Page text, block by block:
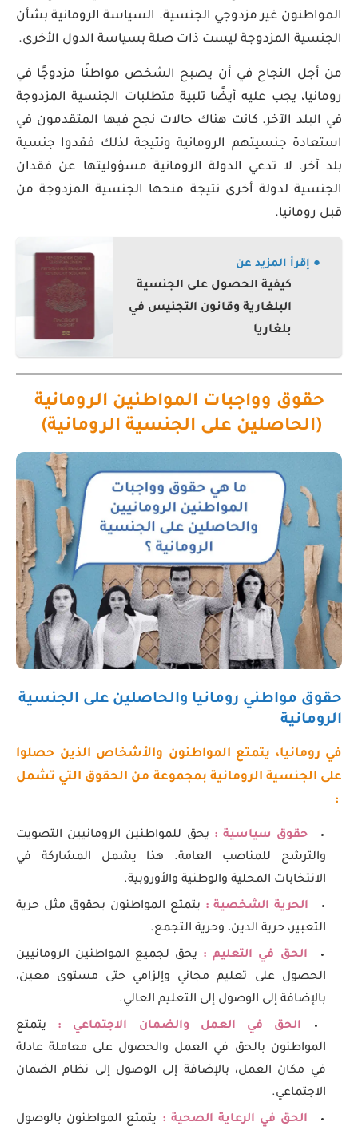
المواطنون غير مزدوجي الجنسية. السياسة الرومانية بشأن
الجنسية المزدوجة ليست ذات صلة بسياسة الدول الأخرى.
من أجل النجاح في أن يصبح الشخص مواطنًا مزدوجًا في
رومانيا، يجب عليه أيضًا تلبية متطلبات الجنسية المزدوجة
في البلد الآخر. كانت هناك حالات نجح فيها المتقدمون في
استعادة جنسيتهم الرومانية ونتيجة لذلك فقدوا جنسية
بلد آخر. لا تدعي الدولة الرومانية مسؤوليتها عن فقدان
الجنسية لدولة أخرى نتيجة منحها الجنسية المزدوجة من
قبل رومانيا.
● إقرأ المزيد عن
كيفية الحصول على الجنسية
البلغارية وقانون التجنيس في
بلغاريا
حقوق وواجبات المواطنين الرومانية
(الحاصلين على الجنسية الرومانية)
حقوق مواطني رومانيا والحاصلين على الجنسية
الرومانية
في رومانيا، يتمتع المواطنون والأشخاص الذين حصلوا
على الجنسية الرومانية بمجموعة من الحقوق التي تشمل
:
حقوق سياسية : يحق للمواطنين الرومانيين التصويت
والترشح للمناصب العامة. هذا يشمل المشاركة في
الانتخابات المحلية والوطنية والأوروبية.
الحرية الشخصية : يتمتع المواطنون بحقوق مثل حرية
التعبير، حرية الدين، وحرية التجمع.
الحق في التعليم : يحق لجميع المواطنين الرومانيين
الحصول على تعليم مجاني وإلزامي حتى مستوى معين،
بالإضافة إلى الوصول إلى التعليم العالي.
الحق في العمل والضمان الاجتماعي : يتمتع
المواطنون بالحق في العمل والحصول على معاملة عادلة
في مكان العمل، بالإضافة إلى الوصول إلى نظام الضمان
الاجتماعي.
الحق في الرعاية الصحية : يتمتع المواطنون بالوصول